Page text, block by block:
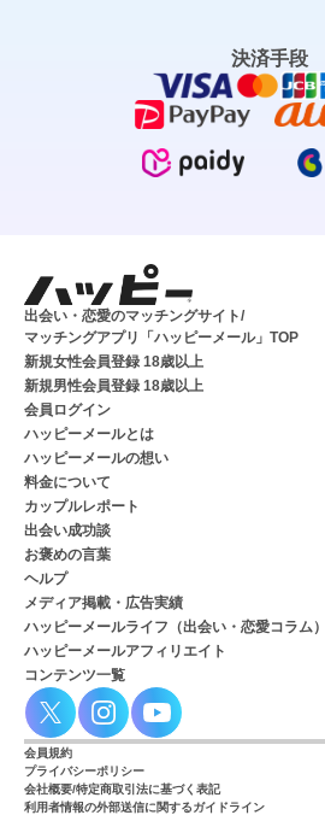
決済手段
出会い・恋愛のマッチングサイト/
マッチングアプリ「ハッピーメール」TOP
新規女性会員登録 18歳以上
新規男性会員登録 18歳以上
会員ログイン
ハッピーメールとは
ハッピーメールの想い
料金について
カップルレポート
出会い成功談
お褒めの言葉
ヘルプ
メディア掲載・広告実績
ハッピーメールライフ（出会い・恋愛コラム）
ハッピーメールアフィリエイト
コンテンツ一覧
会員規約
プライバシーポリシー
会社概要/特定商取引法に基づく表記
利用者情報の外部送信に関するガイドライン